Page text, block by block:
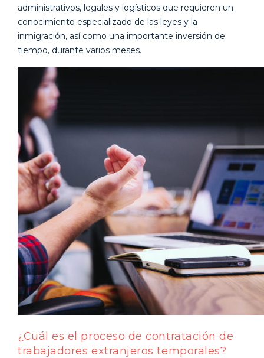
administrativos, legales y logísticos que requieren un
conocimiento especializado de las leyes y la
inmigración, así como una importante inversión de
tiempo, durante varios meses.
¿Cuál es el proceso de contratación de
trabajadores extranjeros temporales?